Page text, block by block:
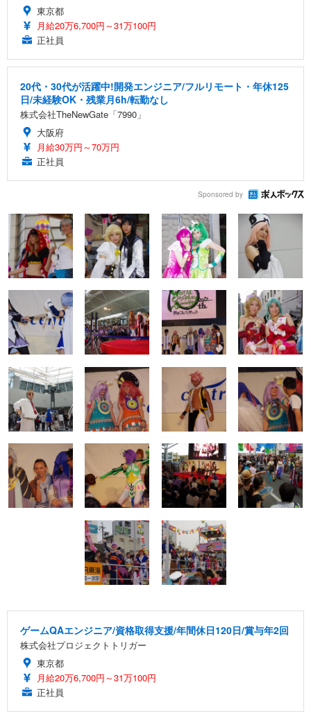
東京都
月給20万6,700円～31万100円
正社員
20代・30代が活躍中!開発エンジニア/フルリモート・年休125
日/未経験OK・残業月6h/転勤なし
株式会社TheNewGate「7990」
大阪府
月給30万円～70万円
正社員
Sponsored by
ゲームQAエンジニア/資格取得支援/年間休日120日/賞与年2回
株式会社プロジェクトトリガー
東京都
月給20万6,700円～31万100円
正社員